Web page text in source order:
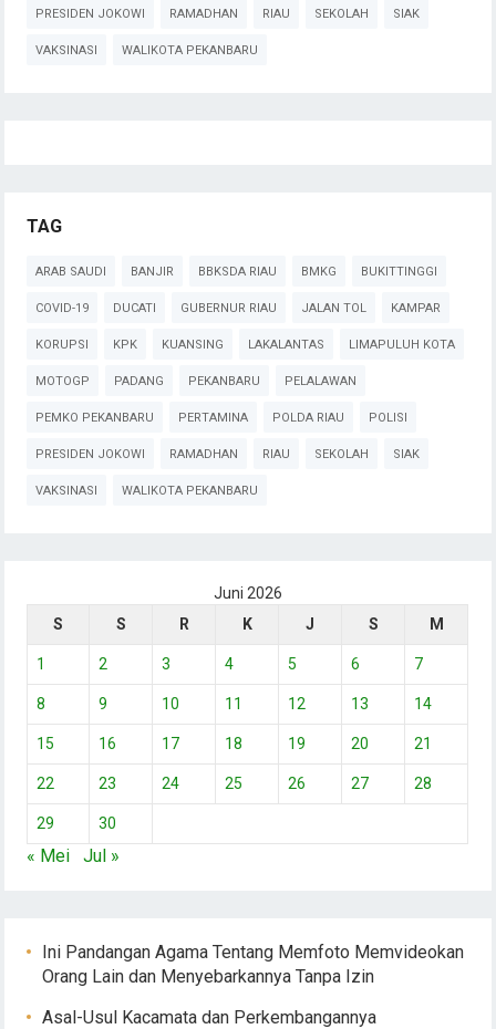
PRESIDEN JOKOWI RAMADHAN RIAU SEKOLAH SIAK
VAKSINASI WALIKOTA PEKANBARU
TAG
ARAB SAUDI BANJIR BBKSDA RIAU BMKG BUKITTINGGI
COVID-19 DUCATI GUBERNUR RIAU JALAN TOL KAMPAR
KORUPSI KPK KUANSING LAKALANTAS LIMAPULUH KOTA
MOTOGP PADANG PEKANBARU PELALAWAN
PEMKO PEKANBARU PERTAMINA POLDA RIAU POLISI
PRESIDEN JOKOWI RAMADHAN RIAU SEKOLAH SIAK
VAKSINASI WALIKOTA PEKANBARU
Juni 2026
S
S R K J S M
1 2 3 4 5 6 7
8 9 10 11 12 13 14
15 16 17 18 19 20 21
22 23 24 25 26 27 28
29 30
« Mei Jul »
Ini Pandangan Agama Tentang Memfoto Memvideokan
Orang Lain dan Menyebarkannya Tanpa Izin
Asal-Usul Kacamata dan Perkembangannya